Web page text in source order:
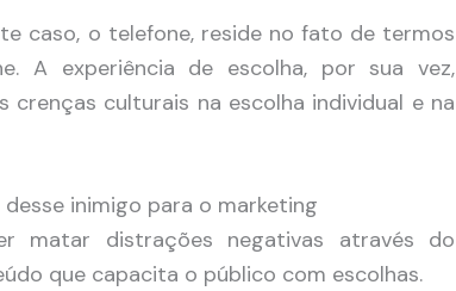
caso, o telefone, reside no fato de termos
A experiência de escolha, por sua vez,
crenças culturais na escolha individual e na
inimigo para o marketing
matar distrações negativas através do
que capacita o público com escolhas.